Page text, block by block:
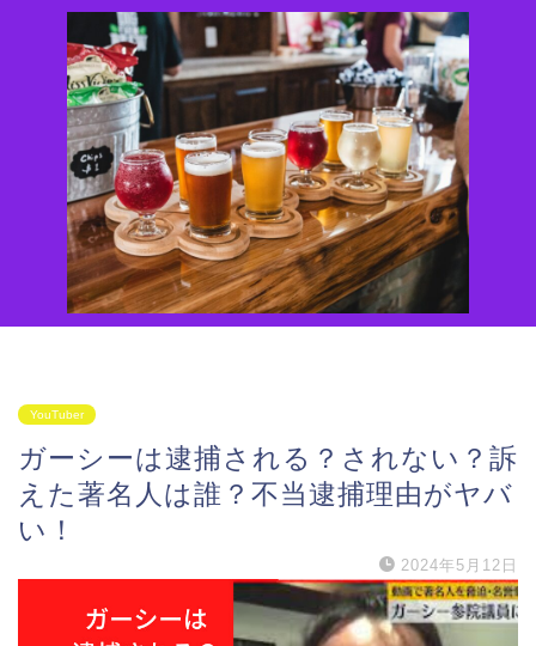
YouTuber
ガーシーは逮捕される？されない？訴
えた著名人は誰？不当逮捕理由がヤバ
い！
2024年5月12日